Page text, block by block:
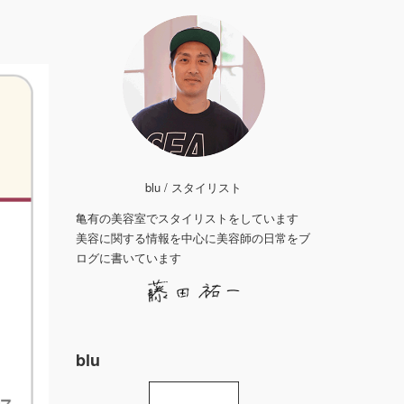
blu / スタイリスト
亀有の美容室でスタイリストをしています
美容に関する情報を中心に美容師の日常をブ
ログに書いています
blu